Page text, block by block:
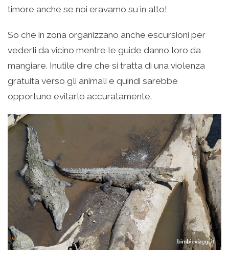
timore anche se noi eravamo su in alto!
So che in zona organizzano anche escursioni per
vederli da vicino mentre le guide danno loro da
mangiare. Inutile dire che si tratta di una violenza
gratuita verso gli animali e quindi sarebbe
opportuno evitarlo accuratamente.